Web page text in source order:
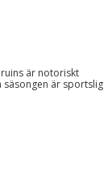
är notoriskt
säsongen är sportslig